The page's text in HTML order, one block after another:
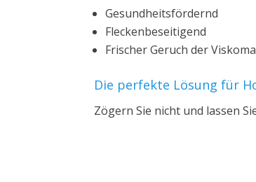
Gesundheitsfördernd
Fleckenbeseitigend
Frischer Geruch der
Die perfekte Lösung für
Zögern Sie nicht und lassen